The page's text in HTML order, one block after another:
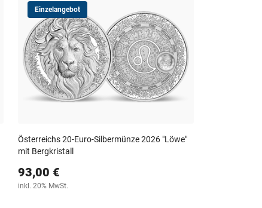
Einzelangebot
Österreichs 20-Euro-Silbermünze 2026 "Löwe"
mit Bergkristall
93,00 €
inkl. 20% MwSt.